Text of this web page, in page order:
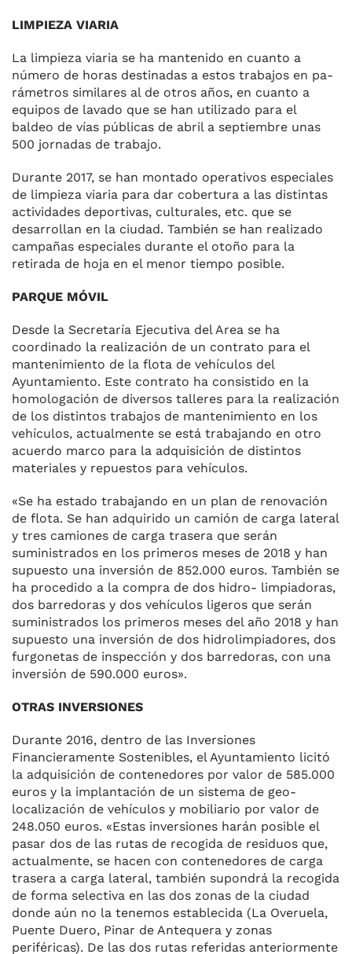
LIMPIEZA VIARIA
La limpieza viaria se ha manteni­do en cuanto a
número de horas destinadas a estos trabajos en pa­
rámetros similares al de otros años, en cuanto a
equipos de lavado que se han utilizado para el
baldeo de vías públicas de abril a septiem­bre unas
500 jornadas de trabajo.
Durante 2017, se han montado operativos especiales
de limpieza viaria para dar cobertura a las dis­tintas
actividades deportivas, cul­turales, etc. que se
desarrollan en la ciudad. También se han rea­lizado
campañas especiales du­rante el otoño para la
retirada de hoja en el menor tiempo posible.
PARQUE MÓVIL
Desde la Secretaría Ejecutiva del Area se ha
coordinado la realiza­ción de un contrato para el
man­tenimiento de la flota de vehícu­los del
Ayuntamiento. Este con­trato ha consistido en la
homolo­gación de diversos talleres para la realización
de los distintos traba­jos de mantenimiento en los
vehí­culos, actualmente se está traba­jando en otro
acuerdo marco para la adquisición de distintos
mate­riales y repuestos para vehículos.
«Se ha estado trabajando en un plan de renovación
de flota. Se han adquirido un camión de car­ga lateral
y tres camiones de car­ga trasera que serán
suministra­dos en los primeros meses de 2018 y han
supuesto una inversión de 852.000 euros. También se
ha pro­cedido a la compra de dos hidro- limpiadoras,
dos barredoras y dos vehículos ligeros que serán
sumi­nistrados los primeros meses del año 2018 y han
supuesto una in­versión de dos hidrolimpiadores, dos
furgonetas de inspección y dos barredoras, con una
inversión de 590.000 euros».
OTRAS INVERSIONES
Durante 2016, dentro de las In­versiones
Financieramente Sostenibles, el Ayuntamiento licitó
la adquisición de contenedores por valor de 585.000
euros y la im­plantación de un sistema de geo-
localización de vehículos y mobi­liario por valor de
248.050 euros. «Estas inversiones harán posible el
pasar dos de las rutas de recogida de residuos que,
actualmen­te, se hacen con contenedores de carga
trasera a carga lateral, tam­bién supondrá la recogida
de for­ma selectiva en las dos zonas de la ciudad
donde aún no la tene­mos establecida (La Overuela,
Puente Duero, Pinar de Anteque­ra y zonas
periféricas). De las dos rutas referidas anteriormente